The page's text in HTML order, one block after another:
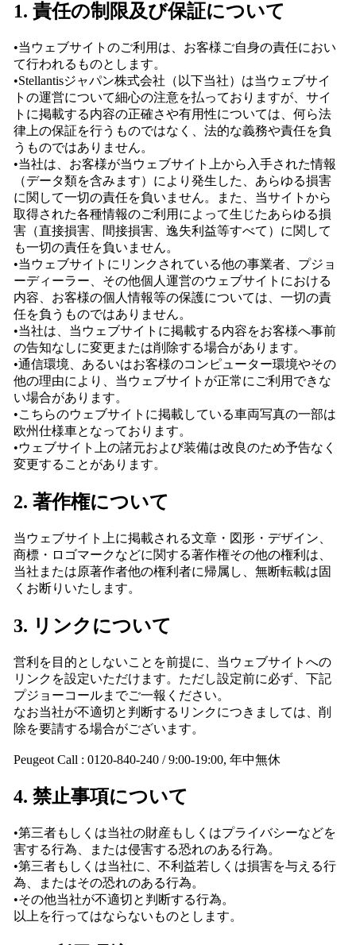
1. 責任の制限及び保証について
•当ウェブサイトのご利用は、お客様ご自身の責任におい
て行われるものとします。
•Stellantisジャパン株式会社（以下当社）は当ウェブサイ
トの運営について細心の注意を払っておりますが、サイ
トに掲載する内容の正確さや有用性については、何ら法
律上の保証を行うものではなく、法的な義務や責任を負
うものではありません。
•当社は、お客様が当ウェブサイト上から入手された情報
（データ類を含みます）により発生した、あらゆる損害
に関して一切の責任を負いません。また、当サイトから
取得された各種情報のご利用によって生じたあらゆる損
害（直接損害、間接損害、逸失利益等すべて）に関して
も一切の責任を負いません。
•当ウェブサイトにリンクされている他の事業者、プジョ
ーディーラー、その他個人運営のウェブサイトにおける
内容、お客様の個人情報等の保護については、一切の責
任を負うものではありません。
•当社は、当ウェブサイトに掲載する内容をお客様へ事前
の告知なしに変更または削除する場合があります。
•通信環境、あるいはお客様のコンピューター環境やその
他の理由により、当ウェブサイトが正常にご利用できな
い場合があります。
•こちらのウェブサイトに掲載している車両写真の一部は
欧州仕様車となっております。
•ウェブサイト上の諸元および装備は改良のため予告なく
変更することがあります。
2. 著作権について
当ウェブサイト上に掲載される文章・図形・デザイン、
商標・ロゴマークなどに関する著作権その他の権利は、
当社または原著作者他の権利者に帰属し、無断転載は固
くお断りいたします。
3. リンクについて
営利を目的としないことを前提に、当ウェブサイトへの
リンクを設定いただけます。ただし設定前に必ず、下記
プジョーコールまでご一報ください。
なお当社が不適切と判断するリンクにつきましては、削
除を要請する場合がございます。
Peugeot Call : 0120-840-240 / 9:00-19:00, 年中無休
4. 禁止事項について
•第三者もしくは当社の財産もしくはプライバシーなどを
害する行為、または侵害する恐れのある行為。
•第三者もしくは当社に、不利益若しくは損害を与える行
為、またはその恐れのある行為。
•その他当社が不適切と判断する行為。
以上を行ってはならないものとします。